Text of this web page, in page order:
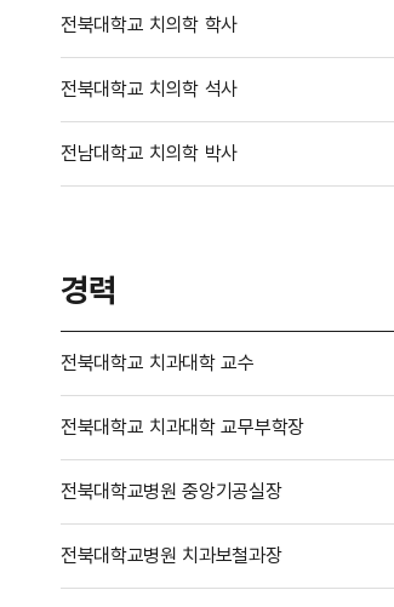
전북대학교 치의학 학사
전북대학교 치의학 석사
전남대학교 치의학 박사
경력
전북대학교 치과대학 교수
전북대학교 치과대학 교무부학장
전북대학교병원 중앙기공실장
전북대학교병원 치과보철과장